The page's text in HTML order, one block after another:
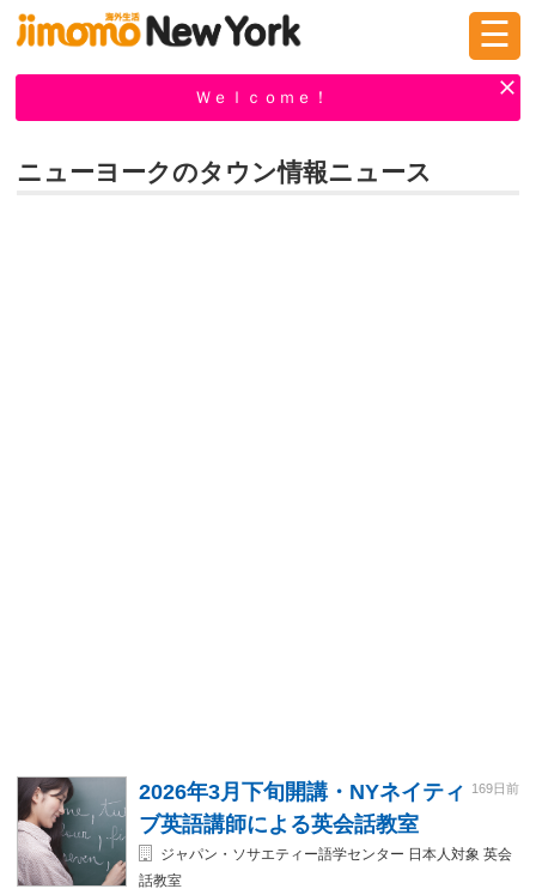
☰
Ｗｅｌｃｏｍｅ！
ニューヨークのタウン情報ニュース
2026年3月下旬開講・NYネイティ
ブ英語講師による英会話教室
169日前
ジャパン・ソサエティー語学センター 日本人対象 英会
話教室